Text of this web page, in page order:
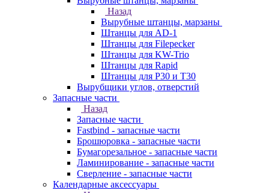
Назад
Вырубные штанцы, марзаны
Штанцы для AD-1
Штанцы для Filepecker
Штанцы для KW-Trio
Штанцы для Rapid
Штанцы для Р30 и Т30
Вырубщики углов, отверстий
Запасные части
Назад
Запасные части
Fastbind - запасные части
Брошюровка - запасные части
Бумагорезальное - запасные части
Ламинирование - запасные части
Сверление - запасные части
Календарные аксессуары